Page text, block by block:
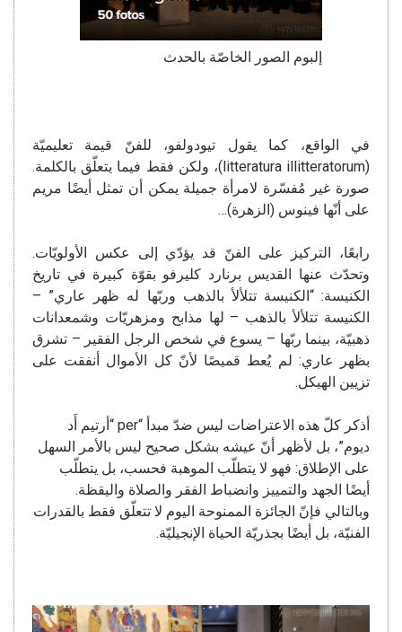
إلبوم الصور الخاصّة بالحدث
في الواقع، كما يقول تيودولفو، للفنّ قيمة تعليميّة
(litteratura illitteratorum)، ولكن فقط فيما يتعلّق بالكلمة.
صورة غير مُفسّرة لامرأة جميلة يمكن أن تمثل أيضًا مريم
على أنّها فينوس (الزهرة)…
رابعًا، التركيز على الفنّ قد يؤدّي إلى عكس الأولويّات.
وتحدّث عنها القديس برنارد كليرفو بقوّة كبيرة في تاريخ
الكنيسة: “الكنيسة تتلألأ بالذهب وربّها له ظهر عاري” –
الكنيسة تتلألأ بالذهب – لها مذابح ومزهريّات وشمعدانات
ذهبيّة، بينما ربّها – يسوع في شخص الرجل الفقير – تشرق
بظهر عاري: لم يُعط قميصًا لأنّ كل الأموال أنفقت على
تزيين الهيكل.
أذكر كلّ هذه الاعتراضات ليس ضدّ مبدأ “per “أرتيم أَد
ديوم”، بل لأظهر أنّ عيشه بشكل صحيح ليس بالأمر السهل
على الإطلاق: فهو لا يتطلّب الموهبة فحسب، بل يتطلّب
أيضًا الجهد والتمييز وانضباط الفقر والصلاة واليقظة.
وبالتالي فإنّ الجائزة الممنوحة اليوم لا تتعلّق فقط بالقدرات
الفنيّة، بل أيضًا بجذريّة الحياة الإنجيليّة.